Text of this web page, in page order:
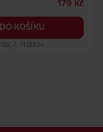
179 Kč
DO KOŠÍKU
Obj. č.: 1118834